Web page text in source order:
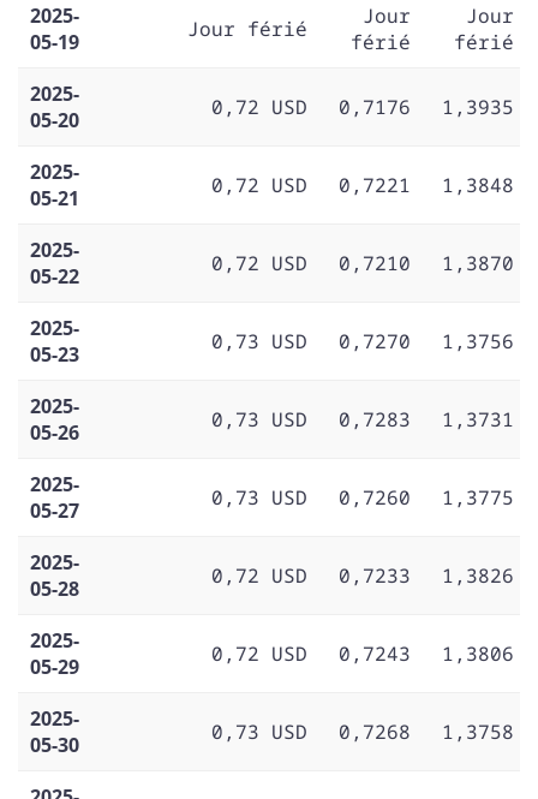
2025-
05-19
Jour férié
Jour
férié
Jour
férié
2025-
05-20
0,72 USD 0,7176 1,3935
2025-
05-21
0,72 USD 0,7221 1,3848
2025-
05-22
0,72 USD 0,7210 1,3870
2025-
05-23
0,73 USD 0,7270 1,3756
2025-
05-26
0,73 USD 0,7283 1,3731
2025-
05-27
0,73 USD 0,7260 1,3775
2025-
05-28
0,72 USD 0,7233 1,3826
2025-
05-29
0,72 USD 0,7243 1,3806
2025-
05-30
0,73 USD 0,7268 1,3758